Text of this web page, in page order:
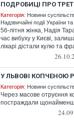
ПОДРОБИЦІ ПРО
Категорія: Новини
Надзвичайні події України та
56-літня жінка, Надія
час вибуху у Києві,
лікарі дістали кулю та
У ЛЬВОВІ КОПЧЕНОЮ
Категорія: Новини
Через масове отруєння
постраждали